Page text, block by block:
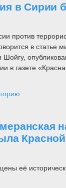
в Сирии
против
в статье
в газете
её